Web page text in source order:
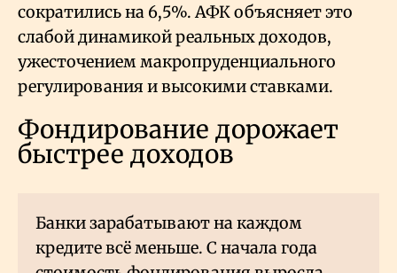
сократились на 6,5%. АФК объясняет это
слабой динамикой реальных доходов,
ужесточением макропруденциального
регулирования и высокими ставками.
Фондирование дорожает
быстрее доходов
Банки зарабатывают на каждом
кредите всё меньше. С начала года